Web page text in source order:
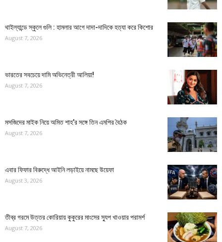
থাইল্যান্ডে স্কুলে গুলি : হামলার আগে দাদা-দাদিকে হত্যা করে কিশোর
August 7, 2026
ভারতের সবচেয়ে দামি অভিনেত্রী আলিয়া!
August 7, 2026
মসজিদের মাইক নিয়ে অমিত শাহ’র সঙ্গে তিন এমপির বৈঠক
August 7, 2026
এবার ফিফার বিরুদ্ধে আইনি লড়াইয়ে নামছে উয়েফা
August 3, 2026
তীব্র গরমে উত্তর কোরিয়ায় কুকুরের মাংসের স্যুপ খাওয়ার পরামর্শ
August 7, 2026